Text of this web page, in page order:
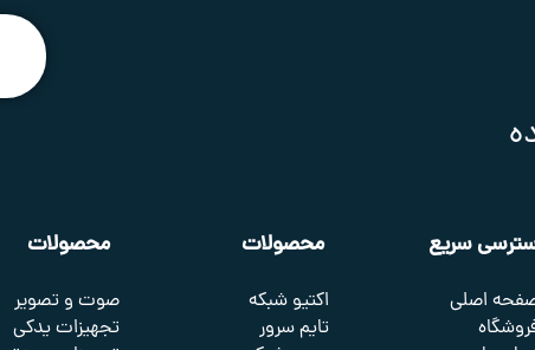
سریع محصولات محصولات
اصلی
اکتیو شبکه
تایم سرور
صوت و تصویر
تجهیزات یدکی